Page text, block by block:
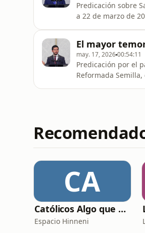
Predicación sobre
a 22 de marzo de
El mayor
may. 17, 202600:54:11
Predicación por el
Reformada
CA
Católicos Algo que Saber
Espacio Hinneni